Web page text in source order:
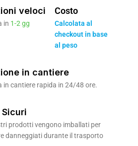
veloci
in 1-2 gg
Costo
Calcolata al
checkout in base
al peso
in cantiere
in cantiere rapida in 24/48 ore.
prodotti vengono imballati per
danneggiati durante il trasporto